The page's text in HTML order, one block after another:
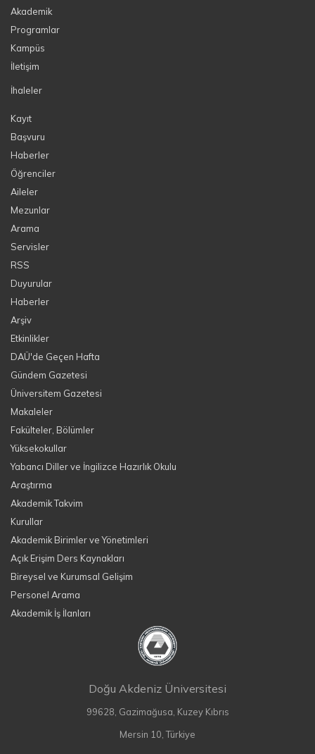
Akademik
Programlar
Kampüs
İletişim
İhaleler
Kayıt
Başvuru
Haberler
Öğrenciler
Aileler
Mezunlar
Arama
Servisler
RSS
Duyurular
Haberler
Arşiv
Etkinlikler
DAÜ'de Geçen Hafta
Gündem Gazetesi
Üniversitem Gazetesi
Makaleler
Fakülteler, Bölümler
Yüksekokullar
Yabancı Diller ve İngilizce Hazırlık Okulu
Araştırma
Akademik Takvim
Kurullar
Akademik Birimler ve Yönetimleri
Açık Erişim Ders Kaynakları
Bireysel ve Kurumsal Gelişim
Personel Arama
Akademik İş İlanları
Doğu Akdeniz Üniversitesi
99628, Gazimağusa, Kuzey Kıbrıs
Mersin 10, Türkiye